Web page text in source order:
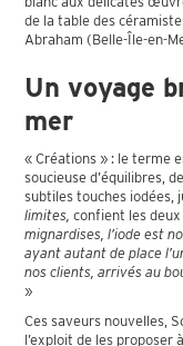
de la table des
Abraham (Belle-Île-en-
Un voyage
mer
« Créations » : le terme
soucieuse d’équilibres,
subtiles touches iodées,
limites,confient les
mignardises, l’iode est
ayant autant de place
nos clients, arrivés au
»
Ces saveurs nouvelles,
l’exploit de les